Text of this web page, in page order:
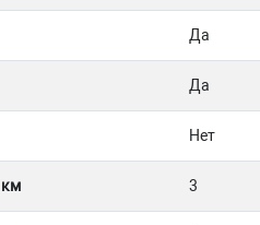
Да
Да
Нет
км 3